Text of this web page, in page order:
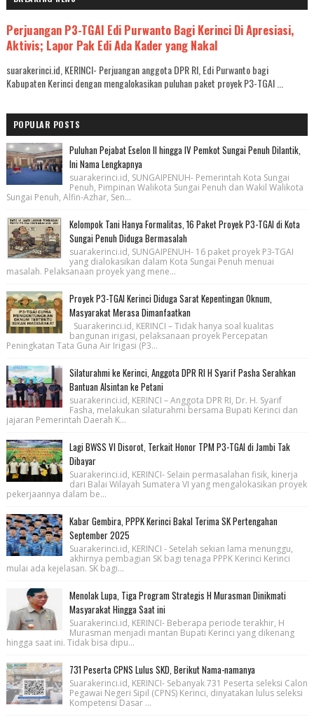
Perjuangan P3-TGAI Edi Purwanto Bagi Kerinci Di Apresiasi,
Aktivis; Lapor Pak Edi Ada Kader yang Nakal
suarakerinci.id, KERINCI- Perjuangan anggota DPR RI, Edi Purwanto bagi
Kabupaten Kerinci dengan mengalokasikan puluhan paket proyek P3-TGAI ...
POPULAR POSTS
Puluhan Pejabat Eselon II hingga IV Pemkot Sungai Penuh Dilantik,
Ini Nama Lengkapnya
suarakerinci.id, SUNGAIPENUH- Pemerintah Kota Sungai
Penuh, Pimpinan Walikota Sungai Penuh dan Wakil Walikota
Sungai Penuh, Alfin-Azhar, Sen...
Kelompok Tani Hanya Formalitas, 16 Paket Proyek P3-TGAI di Kota
Sungai Penuh Diduga Bermasalah
suarakerinci.id, SUNGAIPENUH- 16 paket proyek P3-TGAI
yang dialokasikan dalam Kota Sungai Penuh menuai
masalah. Pelaksanaan proyek yang mene...
Proyek P3-TGAI Kerinci Diduga Sarat Kepentingan Oknum,
Masyarakat Merasa Dimanfaatkan
Suarakerinci.id, KERINCI – Tidak hanya soal kualitas
bangunan irigasi, pelaksanaan proyek Percepatan
Peningkatan Tata Guna Air Irigasi (P3...
Silaturahmi ke Kerinci, Anggota DPR RI H Syarif Pasha Serahkan
Bantuan Alsintan ke Petani
suarakerinci.id, KERINCI – Anggota DPR RI, Dr. H. Syarif
Fasha, melakukan silaturahmi bersama Bupati Kerinci dan
jajaran Pemerintah Daerah K...
Lagi BWSS VI Disorot, Terkait Honor TPM P3-TGAI di Jambi Tak
Dibayar
Suarakerinci.id, KERINCI- Selain permasalahan fisik, kinerja
dari Balai Wilayah Sumatera VI yang mengalokasikan proyek
pekerjaannya dalam be...
Kabar Gembira, PPPK Kerinci Bakal Terima SK Pertengahan
September 2025
Suarakerinci.id, KERINCI - Setelah sekian lama menunggu,
akhirnya pembagian SK bagi tenaga PPPK Kerinci Kerinci
mulai ada kejelasan. SK bagi...
Menolak Lupa, Tiga Program Strategis H Murasman Dinikmati
Masyarakat Hingga Saat ini
Suarakerinci.id, KERINCI- Beberapa periode terakhir, H
Murasman menjadi mantan Bupati Kerinci yang dikenang
hingga saat ini. Tidak bisa dipu...
731 Peserta CPNS Lulus SKD, Berikut Nama-namanya
Suarakerinci.id, KERINCI- Sebanyak 731 Peserta seleksi Calon
Pegawai Negeri Sipil (CPNS) Kerinci, dinyatakan lulus seleksi
Kompetensi Dasar ...